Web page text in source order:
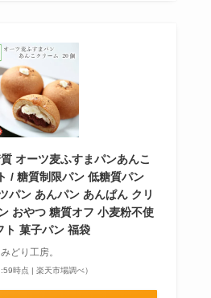
オーツ麦ふすまパンあんこ
/ 糖質制限パン 低糖質パン
パン あんパン あんぱん クリ
おやつ 糖質オフ 小麦粉不使
ト 菓子パン 福袋
どり工房。
時点 | 楽天市場調べ）